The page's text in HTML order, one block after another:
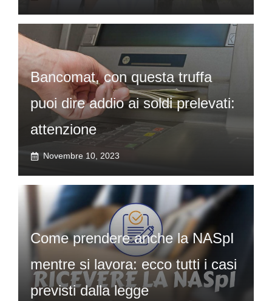
Bancomat, con questa truffa
puoi dire addio ai soldi prelevati:
attenzione
Novembre 10, 2023
Come prendere anche la NASpI
mentre si lavora: ecco tutti i casi
previsti dalla legge